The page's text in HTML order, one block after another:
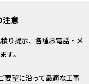
注意
り提示、各種お電話・メ
す。
要望に沿って最適な工事